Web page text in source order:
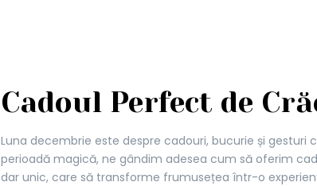
Cadoul Perfect de
Luna decembrie este despre cadouri, bucurie și gesturi
perioadă magică, ne gândim adesea cum să oferim
dar unic, care să transforme frumusețea într-o